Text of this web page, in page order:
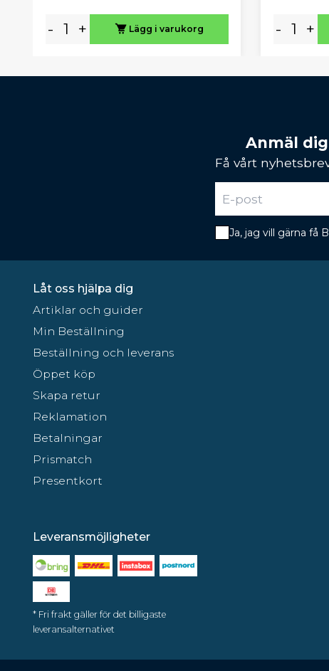
- + Lägg i varukorg - +
Anmäl
Få vårt
Ja, jag vill gärna få
Låt oss hjälpa dig
Artiklar och guider
Min Beställning
Beställning och leverans
Öppet köp
Skapa retur
Reklamation
Betalningar
Prismatch
Presentkort
Leveransmöjligheter
* Fri frakt gäller för det billigaste
leveransalternativet